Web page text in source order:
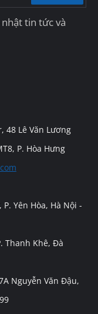
tin tức và
48 Lê Văn Lương
P. Hòa Hưng
Yên Hòa, Hà Nội -
Thanh Khê, Đà
Nguyễn Văn Đậu,